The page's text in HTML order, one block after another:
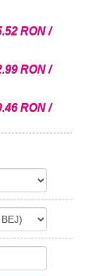
RON /
RON /
RON /